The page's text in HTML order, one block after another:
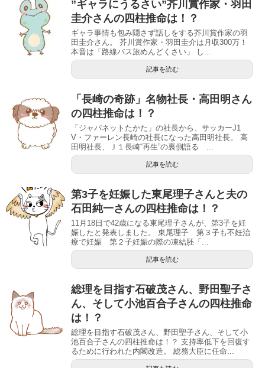
”ギャラにうるさい”芥川賞作家・羽田
圭介さんの四柱推命は！？
ギャラ事情も包み隠さず話しをする芥川賞作家の羽
田圭介さん。 芥川賞作家・羽田圭介は月収300万！
本音は「路線バス旅めんどくさい」 し...
記事を読む
「長崎の奇跡」名物社長・高田明さん
の四柱推命は！？
「ジャパネットたかた」の社長から、サッカーJ1
V・ファーレン長崎の社長になった高田明社長。 高
田明社長、Ｊ１長崎“再生”の裏側語る ...
記事を読む
第3子を妊娠した東尾理子さんと夫の
石田純一さんの四柱推命は！？
11月18日で42歳になる東尾理子さんが、第3子を妊
娠したと発表しました。 東尾理子 第３子も不妊治
療で妊娠 第２子妊娠の際の凍結胚「...
記事を読む
総理を目指す石破茂さん、野田聖子さ
ん、そして小池百合子さんの四柱推命
は！？
総理を目指す石破茂さん、野田聖子さん、そして小
池百合子さんの四柱推命は！？ 支持率低下を回復す
るために行われた内閣改造。 総務大臣に任命...